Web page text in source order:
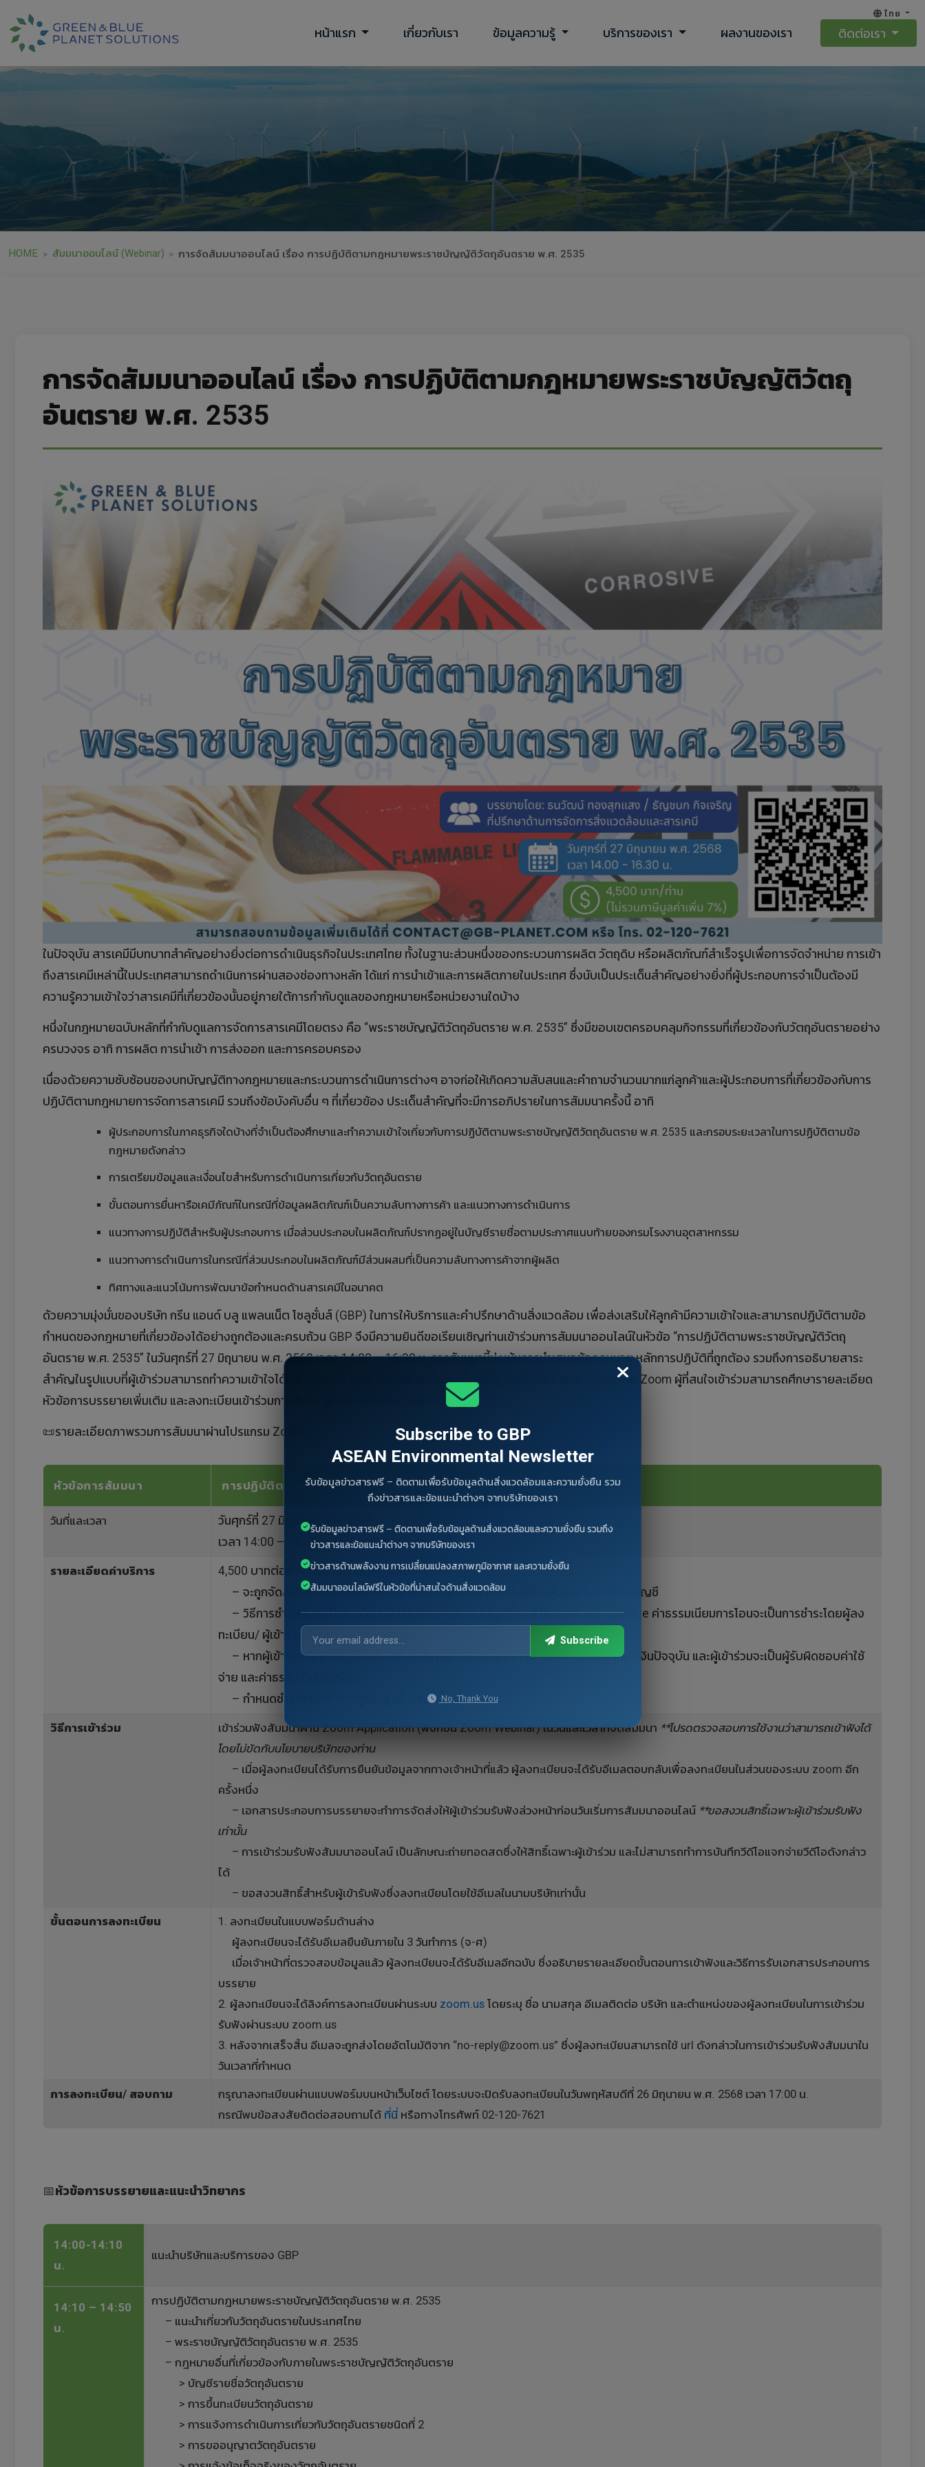
ไทย
หน้าแรก เกี่ยวกับเรา ข้อมูลความรู้ บริการของเรา ผลงานของเรา ติดต่อเรา
HOME > สัมมนาออนไลน์ (Webinar) > การจัดสัมมนาออนไลน์ เรื่อง การปฏิบัติตามกฎหมายพระราชบัญญัติวัตถุอันตราย พ.ศ. 2535
การจัดสัมมนาออนไลน์ เรื่อง การปฏิบัติตามกฎหมายพระราชบัญญัติวัตถุ
อันตราย พ.ศ. 2535
ในปัจจุบัน สารเคมีมีบทบาทสำคัญอย่างยิ่งต่อการดำเนินธุรกิจในประเทศไทย ทั้งในฐานะส่วนหนึ่งของกระบวนการผลิต วัตถุดิบ หรือผลิตภัณฑ์สำเร็จรูปเพื่อการจัดจำหน่าย การเข้า
ถึงสารเคมีเหล่านี้ในประเทศสามารถดำเนินการผ่านสองช่องทางหลัก ได้แก่ การนำเข้าและการผลิตภายในประเทศ ซึ่งนับเป็นประเด็นสำคัญอย่างยิ่งที่ผู้ประกอบการจำเป็นต้องมี
ความรู้ความเข้าใจว่าสารเคมีที่เกี่ยวข้องนั้นอยู่ภายใต้การกำกับดูแลของกฎหมายหรือหน่วยงานใดบ้าง
หนึ่งในกฎหมายฉบับหลักที่กำกับดูแลการจัดการสารเคมีโดยตรง คือ “พระราชบัญญัติวัตถุอันตราย พ.ศ. 2535” ซึ่งมีขอบเขตครอบคลุมกิจกรรมที่เกี่ยวข้องกับวัตถุอันตรายอย่าง
ครบวงจร อาทิ การผลิต การนำเข้า การส่งออก และการครอบครอง
เนื่องด้วยความซับซ้อนของบทบัญญัติทางกฎหมายและกระบวนการดำเนินการต่างๆ อาจก่อให้เกิดความสับสนและคำถามจำนวนมากแก่ลูกค้าและผู้ประกอบการที่เกี่ยวข้องกับการ
ปฏิบัติตามกฎหมายการจัดการสารเคมี รวมถึงข้อบังคับอื่น ๆ ที่เกี่ยวข้อง ประเด็นสำคัญที่จะมีการอภิปรายในการสัมมนาครั้งนี้ อาทิ
ผู้ประกอบการในภาคธุรกิจใดบ้างที่จำเป็นต้องศึกษาและทำความเข้าใจเกี่ยวกับการปฏิบัติตามพระราชบัญญัติวัตถุอันตราย พ.ศ. 2535 และกรอบระยะเวลาในการปฏิบัติตามข้อ
กฎหมายดังกล่าว
การเตรียมข้อมูลและเงื่อนไขสำหรับการดำเนินการเกี่ยวกับวัตถุอันตราย
ขั้นตอนการยื่นหารือเคมีภัณฑ์ในกรณีที่ข้อมูลผลิตภัณฑ์เป็นความลับทางการค้า และแนวทางการดำเนินการ
แนวทางการปฏิบัติสำหรับผู้ประกอบการ เมื่อส่วนประกอบในผลิตภัณฑ์ปรากฏอยู่ในบัญชีรายชื่อตามประกาศแนบท้ายของกรมโรงงานอุตสาหกรรม
แนวทางการดำเนินการในกรณีที่ส่วนประกอบในผลิตภัณฑ์มีส่วนผสมที่เป็นความลับทางการค้าจากผู้ผลิต
ทิศทางและแนวโน้มการพัฒนาข้อกำหนดด้านสารเคมีในอนาคต
ด้วยความมุ่งมั่นของบริษัท กรีน แอนด์ บลู แพลนเน็ต โซลูชั่นส์ (GBP) ในการให้บริการและคำปรึกษาด้านสิ่งแวดล้อม เพื่อส่งเสริมให้ลูกค้ามีความเข้าใจและสามารถปฏิบัติตามข้อ
กำหนดของกฎหมายที่เกี่ยวข้องได้อย่างถูกต้องและครบถ้วน GBP จึงมีความยินดีขอเรียนเชิญท่านเข้าร่วมการสัมมนาออนไลน์ในหัวข้อ “การปฏิบัติตามพระราชบัญญัติวัตถุ
อันตราย พ.ศ. 2535” ในวันศุกร์ที่ 27 มิถุนายน พ.ศ. 2568 เวลา 14:00 – 16:30 น. การสัมมนานี้มุ่งเน้นการนำเสนอข้อกฎหมาย หลักการปฏิบัติที่ถูกต้อง รวมถึงการอธิบายสาระ
สำคัญในรูปแบบที่ผู้เข้าร่วมสามารถทำความเข้าใจได้อย่างชัดเจน โดยการสัมมนาครั้งนี้จะจัดขึ้นในรูปแบบออนไลน์ผ่านโปรแกรม Zoom ผู้ที่สนใจเข้าร่วมสามารถศึกษารายละเอียด
หัวข้อการบรรยายเพิ่มเติม และลงทะเบียนเข้าร่วมการสัมมนาผ่านแบบฟอร์มด้านล่างนี้
📜รายละเอียดภาพรวมการสัมมนาผ่านโปรแกรม Zoom
หัวข้อการสัมมนา การปฏิบัติตามกฎหมายพระราชบัญญัติวัตถุอันตราย พ.ศ. 2535
วันที่และเวลา
วันศุกร์ที่ 27 มิถุนายน พ.ศ. 2568
เวลา 14:00 – 16:30 น. **ตามเวลาประเทศไทย**
รายละเอียดค่าบริการ
4,500 บาทต่อท่าน (ไม่รวมภาษีมูลค่าเพิ่ม 7%)
– จะถูกจัดส่งทางไปรษณีย์ตามที่อยู่ที่ได้ลงทะเบียนไว้ และทางอีเมลผู้ประสานงานทางบัญชี
– วิธีการชำระเงินจะเป็นการโอนเงินผ่านธนาคารไปยังบัญชีที่ระบุไว้ในใบแจ้งหนี้ / invoice ค่าธรรมเนียมการโอนจะเป็นการชำระโดยผู้ลง
ทะเบียน/ ผู้เข้าร่วมสัมมนา
– หากผู้เข้าร่วมรับฟังอยู่ต่างประเทศ จะมีการแนบใบเสนอราคาต่างหาก โดยอิงจากค่าเงินปัจจุบัน และผู้เข้าร่วมจะเป็นผู้รับผิดชอบค่าใช้
จ่าย และค่าธรรมเนียมการโอน
– กำหนดชำระค่าบริการจะถูกระบุในใบแจ้งหนี้ / invoice
วิธีการเข้าร่วม เข้าร่วมฟังสัมมนาผ่าน Zoom Application (ฟังก์ชัน Zoom Webinar) ในวันและเวลาที่จัดสัมมนา **โปรดตรวจสอบการใช้งานว่าสามารถเข้าฟังได้
โดยไม่ขัดกับนโยบายบริษัทของท่าน
– เมื่อผู้ลงทะเบียนได้รับการยืนยันข้อมูลจากทางเจ้าหน้าที่แล้ว ผู้ลงทะเบียนจะได้รับอีเมลตอบกลับเพื่อลงทะเบียนในส่วนของระบบ zoom อีก
ครั้งหนึ่ง
– เอกสารประกอบการบรรยายจะทำการจัดส่งให้ผู้เข้าร่วมรับฟังล่วงหน้าก่อนวันเริ่มการสัมมนาออนไลน์ **ขอสงวนสิทธิ์เฉพาะผู้เข้าร่วมรับฟัง
เท่านั้น
– การเข้าร่วมรับฟังสัมมนาออนไลน์ เป็นลักษณะถ่ายทอดสดซึ่งให้สิทธิ์เฉพาะผู้เข้าร่วม และไม่สามารถทำการบันทึกวีดีโอแจกจ่ายวีดีโอดังกล่าว
ได้
– ขอสงวนสิทธิ์สำหรับผู้เข้ารับฟังซึ่งลงทะเบียนโดยใช้อีเมลในนามบริษัทเท่านั้น
ขั้นตอนการลงทะเบียน
1. ลงทะเบียนในแบบฟอร์มด้านล่าง
ผู้ลงทะเบียนจะได้รับอีเมลยืนยันภายใน 3 วันทำการ (จ-ศ)
เมื่อเจ้าหน้าที่ตรวจสอบข้อมูลแล้ว ผู้ลงทะเบียนจะได้รับอีเมลอีกฉบับ ซึ่งอธิบายรายละเอียดขั้นตอนการเข้าฟังและวิธีการรับเอกสารประกอบการ
บรรยาย
2. ผู้ลงทะเบียนจะได้ลิงค์การลงทะเบียนผ่านระบบ zoom.us โดยระบุ ชื่อ นามสกุล อีเมลติดต่อ บริษัท และตำแหน่งของผู้ลงทะเบียนในการเข้าร่วม
รับฟังผ่านระบบ zoom.us
3. หลังจากเสร็จสิ้น อีเมลจะถูกส่งโดยอัตโนมัติจาก “no-reply@zoom.us” ซึ่งผู้ลงทะเบียนสามารถใช้ url ดังกล่าวในการเข้าร่วมรับฟังสัมมนาใน
วันเวลาที่กำหนด
การลงทะเบียน/ สอบถาม
กรุณาลงทะเบียนผ่านแบบฟอร์มบนหน้าเว็บไซต์ โดยระบบจะปิดรับลงทะเบียนในวันพฤหัสบดีที่ 26 มิถุนายน พ.ศ. 2568 เวลา 17:00 น.
กรณีพบข้อสงสัยติดต่อสอบถามได้ ที่นี่ หรือทางโทรศัพท์ 02-120-7621
📅หัวข้อการบรรยายและแนะนำวิทยากร
14:00-14:10
น.
แนะนำบริษัทและบริการของ GBP
14:10 – 14:50
น.
การปฏิบัติตามกฎหมายพระราชบัญญัติวัตถุอันตราย พ.ศ. 2535
– แนะนำเกี่ยวกับวัตถุอันตรายในประเทศไทย
– พระราชบัญญัติวัตถุอันตราย พ.ศ. 2535
– กฎหมายอื่นที่เกี่ยวข้องกับภายในพระราชบัญญัติวัตถุอันตราย
> บัญชีรายชื่อวัตถุอันตราย
> การขึ้นทะเบียนวัตถุอันตราย
> การแจ้งการดำเนินการเกี่ยวกับวัตถุอันตรายชนิดที่ 2
> การขออนุญาตวัตถุอันตราย
Subscribe to GBP
ASEAN Environmental Newsletter
รับข้อมูลข่าวสารฟรี – ติดตามเพื่อรับข้อมูลด้านสิ่งแวดล้อมและความยั่งยืน รวม
ถึงข่าวสารและข้อแนะนำต่างๆ จากบริษัทของเรา
รับข้อมูลข่าวสารฟรี – ติดตามเพื่อรับข้อมูลด้านสิ่งแวดล้อมและความยั่งยืน รวมถึง
ข่าวสารและข้อแนะนำต่างๆ จากบริษัทของเรา
ข่าวสารด้านพลังงาน การเปลี่ยนแปลงสภาพภูมิอากาศ และความยั่งยืน
สัมมนาออนไลน์ฟรีในหัวข้อที่น่าสนใจด้านสิ่งแวดล้อม
Subscribe
No, Thank You